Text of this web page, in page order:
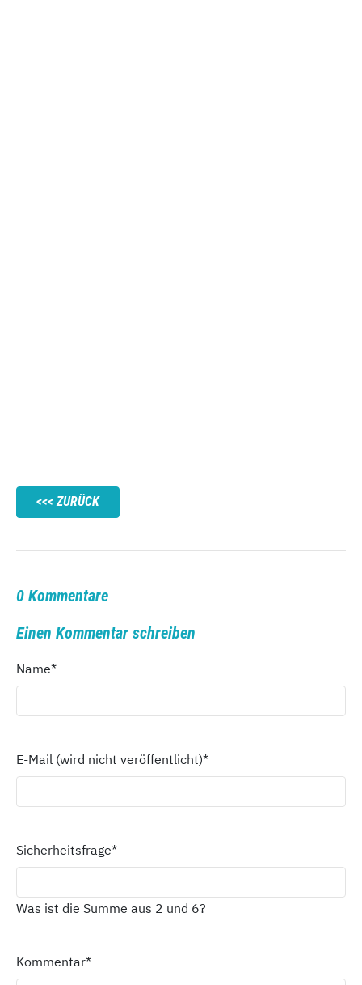
ZURÜCK
0 Kommentare
Einen Kommentar schreiben
Name*
E-Mail (wird nicht veröffentlicht)*
Sicherheitsfrage*
Was ist die Summe aus 2 und 6?
Kommentar*